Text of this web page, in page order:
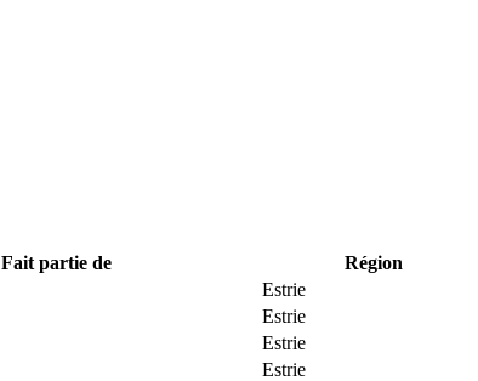
Fait partie de Région
Estrie
Estrie
Estrie
Estrie